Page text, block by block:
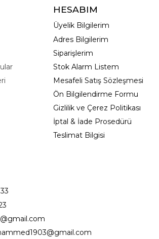
HESABIM
Üyelik Bilgilerim
Adres Bilgilerim
Siparişlerim
Stok Alarm Listem
Mesafeli Satış Sözleşmesi
Ön Bilgilendirme Formu
Gizlilik ve Çerez Politikası
İptal & İade Prosedürü
Teslimat Bilgisi